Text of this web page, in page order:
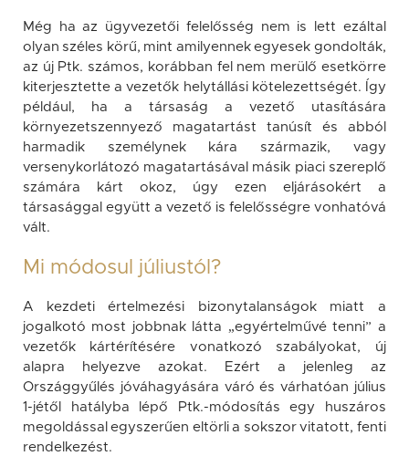
Még ha az ügyvezetői felelősség nem is lett ezáltal
olyan széles körű, mint amilyennek egyesek gondolták,
az új Ptk. számos, korábban fel nem merülő esetkörre
kiterjesztette a vezetők helytállási kötelezettségét. Így
például, ha a társaság a vezető utasítására
környezetszennyező magatartást tanúsít és abból
harmadik személynek kára származik, vagy
versenykorlátozó magatartásával másik piaci szereplő
számára kárt okoz, úgy ezen eljárásokért a
társasággal együtt a vezető is felelősségre vonhatóvá
vált.
Mi módosul júliustól?
A kezdeti értelmezési bizonytalanságok miatt a
jogalkotó most jobbnak látta „egyértelművé tenni” a
vezetők kártérítésére vonatkozó szabályokat, új
alapra helyezve azokat. Ezért a jelenleg az
Országgyűlés jóváhagyására váró és várhatóan július
1-jétől hatályba lépő Ptk.-módosítás egy huszáros
megoldással egyszerűen eltörli a sokszor vitatott, fenti
rendelkezést.